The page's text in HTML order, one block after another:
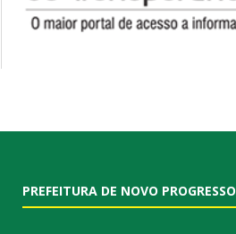
PREFEITURA DE NOVO PROGRESSO